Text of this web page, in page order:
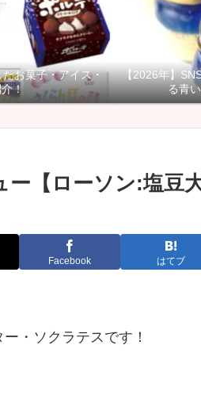
お菓子・アイス・
！
【2026年】
る青
ー【ローソン:塩豆
Facebook はてブ
・ソクラテスです！